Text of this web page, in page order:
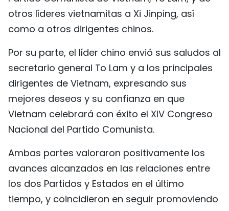
otros líderes vietnamitas a Xi Jinping, así
como a otros dirigentes chinos.
Por su parte, el líder chino envió sus saludos al
secretario general To Lam y a los principales
dirigentes de Vietnam, expresando sus
mejores deseos y su confianza en que
Vietnam celebrará con éxito el XIV Congreso
Nacional del Partido Comunista.
Ambas partes valoraron positivamente los
avances alcanzados en las relaciones entre
los dos Partidos y Estados en el último
tiempo, y coincidieron en seguir promoviendo